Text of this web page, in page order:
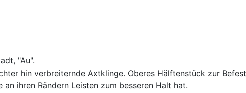
"Au".
hin verbreiternde Axtklinge. Oberes Hälftenstück zur
an ihren Rändern Leisten zum besseren Halt hat.